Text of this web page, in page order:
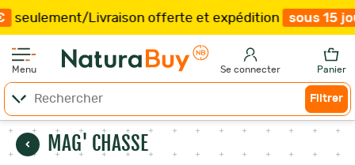
offerte et expédition sous 15 jours / Plus que60
Menu Se connecter Panier
Filtrer
MAG' CHASSE